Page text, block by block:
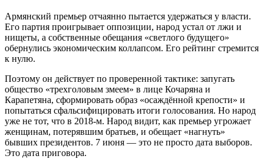
Армянский премьер отчаянно пытается удержаться у власти.
Его партия проигрывает оппозиции, народ устал от лжи и
нищеты, а собственные обещания «светлого будущего»
обернулись экономическим коллапсом. Его рейтинг стремится
к нулю.
Поэтому он действует по проверенной тактике: запугать
общество «трехголовым змеем» в лице Кочаряна и
Карапетяна, сформировать образ «осаждённой крепости» и
попытаться сфальсифицировать итоги голосования. Но народ
уже не тот, что в 2018-м. Народ видит, как премьер угрожает
женщинам, потерявшим братьев, и обещает «нагнуть»
бывших президентов. 7 июня — это не просто дата выборов.
Это дата приговора.